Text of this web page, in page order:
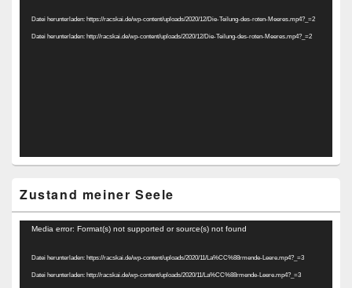
Datei herunterladen: https://racskai.de/wp-content/uploads/2020/12/Die-Teilung-des-roten-Meeres.mp4?_=2
Datei herunterladen: http://racskai.de/wp-content/uploads/2020/12/Die-Teilung-des-roten-Meeres.mp4?_=2
Zustand meiner Seele
Video-
Media error: Format(s) not supported or source(s) not found
Datei herunterladen: https://racskai.de/wp-content/uploads/2020/11/La%CC%88rmende-Leere.mp4?_=3
Datei herunterladen: http://racskai.de/wp-content/uploads/2020/11/La%CC%88rmende-Leere.mp4?_=3